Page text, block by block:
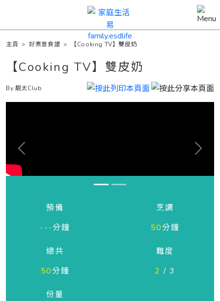
主頁 >好煮意食譜 > 【Cooking TV】雙皮奶
【Cooking TV】雙皮奶
By 靚太Club
Previous Next
預備
---分鐘
烹調
50分鐘
總共
50分鐘
難度
2 / 3
份量